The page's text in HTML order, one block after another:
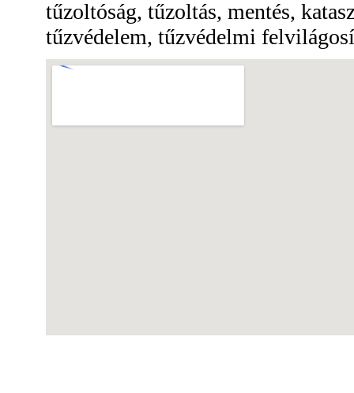
tűzoltóság, tűzoltás, mentés,
tűzvédelem, tűzvédelmi